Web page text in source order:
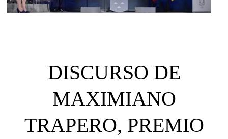
DISCURSO DE
MAXIMIANO
TRAPERO, PREMIO